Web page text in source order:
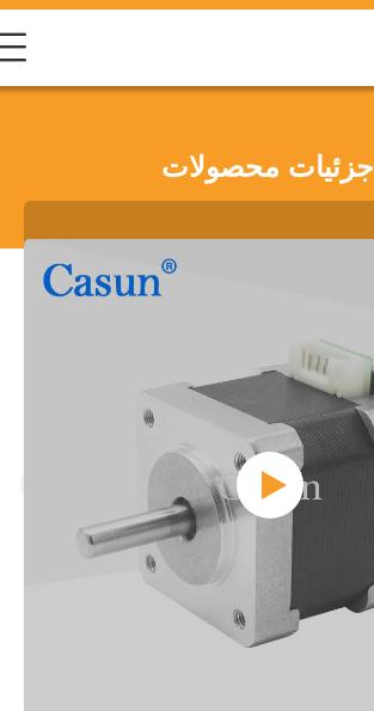
جزئیات محصولات